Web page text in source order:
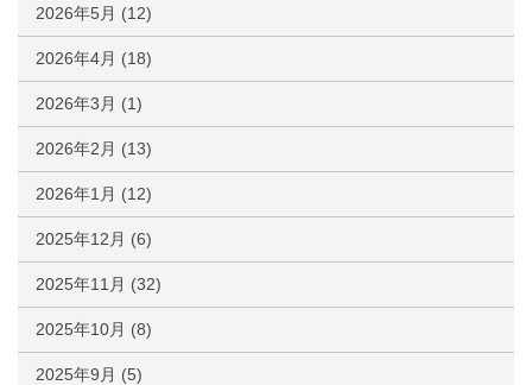
2026年5月 (12)
2026年4月 (18)
2026年3月 (1)
2026年2月 (13)
2026年1月 (12)
2025年12月 (6)
2025年11月 (32)
2025年10月 (8)
2025年9月 (5)